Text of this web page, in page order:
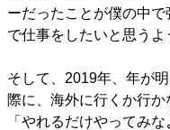
ーだったことが僕の中
で仕事をしたいと思うよ
そして、2019年、年が
際に、海外に行くか行
「やれるだけやってみ